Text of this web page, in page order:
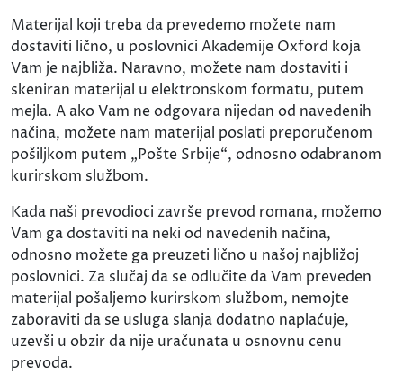
Materijal koji treba da prevedemo možete nam
dostaviti lično, u poslovnici Akademije Oxford koja
Vam je najbliža. Naravno, možete nam dostaviti i
skeniran materijal u elektronskom formatu, putem
mejla. A ako Vam ne odgovara nijedan od navedenih
načina, možete nam materijal poslati preporučenom
pošiljkom putem „Pošte Srbije“, odnosno odabranom
kurirskom službom.
Kada naši prevodioci završe prevod romana, možemo
Vam ga dostaviti na neki od navedenih načina,
odnosno možete ga preuzeti lično u našoj najbližoj
poslovnici. Za slučaj da se odlučite da Vam preveden
materijal pošaljemo kurirskom službom, nemojte
zaboraviti da se usluga slanja dodatno naplaćuje,
uzevši u obzir da nije uračunata u osnovnu cenu
prevoda.